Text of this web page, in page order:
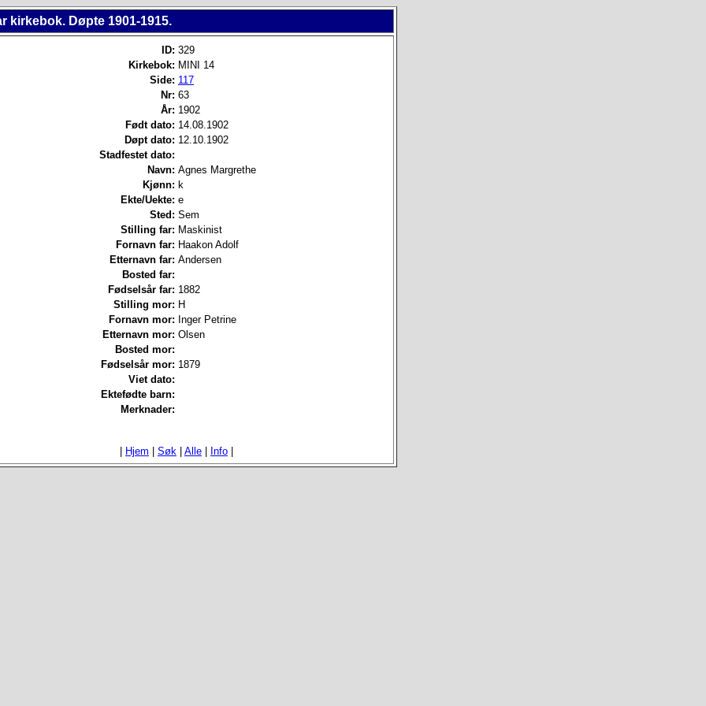
kirkebok. Døpte 1901-1915.
ID: 329
Kirkebok: MINI 14
Side: 117
Nr: 63
År: 1902
Født dato: 14.08.1902
Døpt dato: 12.10.1902
Stadfestet dato:
Navn: Agnes Margrethe
Kjønn: k
Ekte/Uekte: e
Sted: Sem
Stilling far: Maskinist
Fornavn far: Haakon Adolf
Etternavn far: Andersen
Bosted far:
Fødselsår far: 1882
Stilling mor: H
Fornavn mor: Inger Petrine
Etternavn mor: Olsen
Bosted mor:
Fødselsår mor: 1879
Viet dato:
Ektefødte barn:
Merknader:
Hjem Søk Alle Info